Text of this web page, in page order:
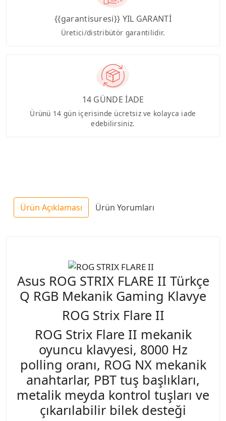
{{garantisuresi}} YIL GARANTİ
Üretici/distribütör garantilidir.
14 GÜNDE İADE
Ürünü 14 gün içerisinde ücretsiz ve kolayca iade
edebilirsiniz.
Ürün Açıklaması Ürün Yorumları
Asus ROG STRIX FLARE II Türkçe
Q RGB Mekanik Gaming Klavye
ROG Strix Flare II
ROG Strix Flare II mekanik
oyuncu klavyesi, 8000 Hz
polling oranı, ROG NX mekanik
anahtarlar, PBT tuş başlıkları,
metalik meyda kontrol tuşları ve
çıkarılabilir bilek desteği